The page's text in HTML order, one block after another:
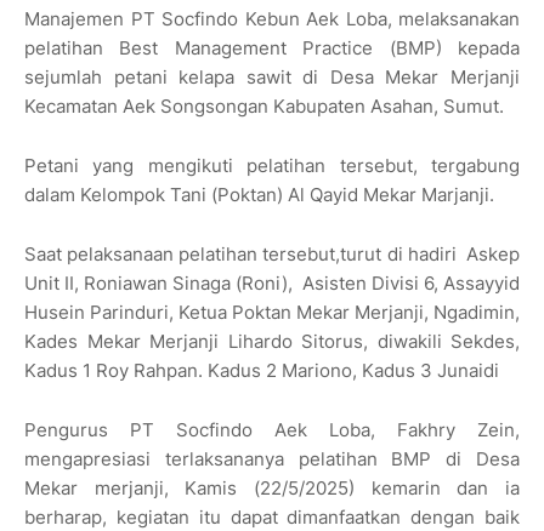
Manajemen PT Socfindo Kebun Aek Loba, melaksanakan
pelatihan Best Management Practice (BMP) kepada
sejumlah petani kelapa sawit di Desa Mekar Merjanji
Kecamatan Aek Songsongan Kabupaten Asahan, Sumut.
Petani yang mengikuti pelatihan tersebut, tergabung
dalam Kelompok Tani (Poktan) Al Qayid Mekar Marjanji.
Saat pelaksanaan pelatihan tersebut,turut di hadiri Askep
Unit II, Roniawan Sinaga (Roni), Asisten Divisi 6, Assayyid
Husein Parinduri, Ketua Poktan Mekar Merjanji, Ngadimin,
Kades Mekar Merjanji Lihardo Sitorus, diwakili Sekdes,
Kadus 1 Roy Rahpan. Kadus 2 Mariono, Kadus 3 Junaidi
Pengurus PT Socfindo Aek Loba, Fakhry Zein,
mengapresiasi terlaksananya pelatihan BMP di Desa
Mekar merjanji, Kamis (22/5/2025) kemarin dan ia
berharap, kegiatan itu dapat dimanfaatkan dengan baik